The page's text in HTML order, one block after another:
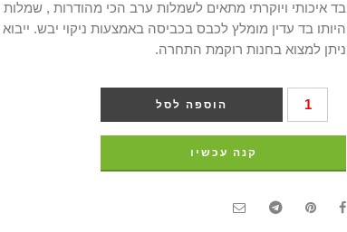
בד איכותי ויוקרתי מתאים לשמלות ערב הכי מהודרות , שמלות
ניתן למצוא בחנות רוקמת התחרה.
הוספה לסל
קנה עכשיו